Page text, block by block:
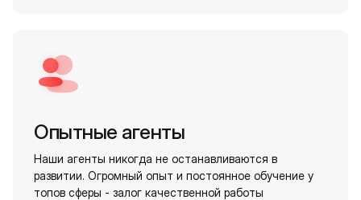
Опытные агенты
Наши агенты никогда не останавливаются в
развитии. Огромный опыт и постоянное обучение у
топов сферы - залог качественной работы